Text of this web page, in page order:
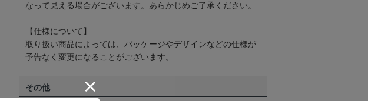
なって見える場合がございます。あらかじめご了承ください。
【仕様について】
取り扱い商品によっては、パッケージやデザインなどの仕様が
予告なく変更になることがございます。
その他